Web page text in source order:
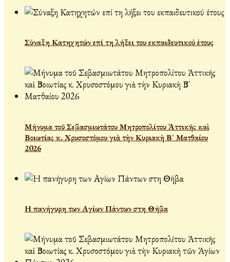
Σύναξη Κατηχητών επί τη λήξει του εκπαιδευτικού έτους
Μήνυμα τοῦ Σεβασμιωτάτου Μητροπολίτου Ἀττικῆς καὶ
Βοιωτίας κ. Χρυσοστόμου γιὰ τὴν Κυριακὴ Β´ Ματθαίου
2026
Η πανήγυρη των Αγίων Πάντων στη Θήβα